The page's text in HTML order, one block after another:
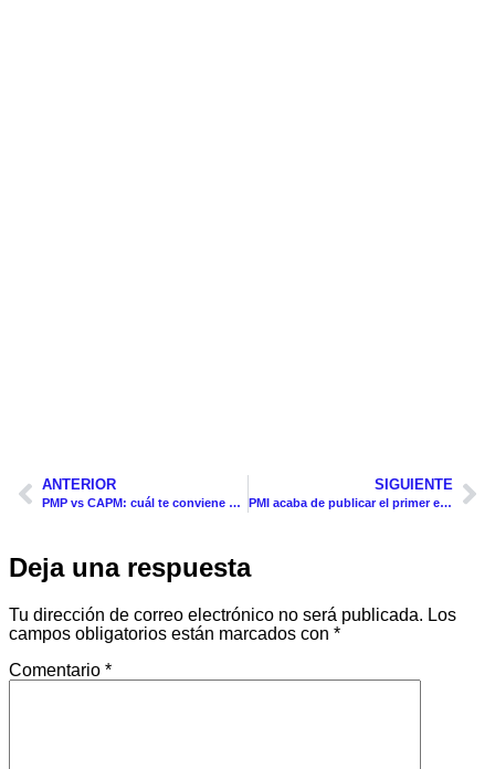
ANTERIOR
PMP vs CAPM: cuál te conviene según tu experiencia (Guía 2026)
SIGUIENTE
PMI acaba de publicar el primer estándar global de IA para project managers
Deja una respuesta
Tu dirección de correo electrónico no será publicada. Los
campos obligatorios están marcados con *
Comentario *